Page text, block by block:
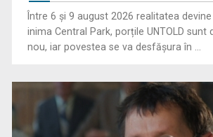
Între 6 și 9 august 2026 realitatea
inima Central Park, porțile UNTOLD sunt
nou, iar povestea se va desfășura în ...